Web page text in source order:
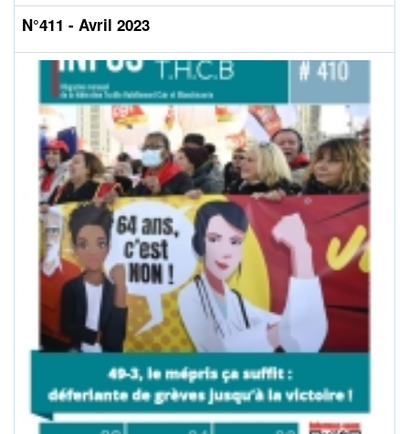
N°411 - Avril 2023